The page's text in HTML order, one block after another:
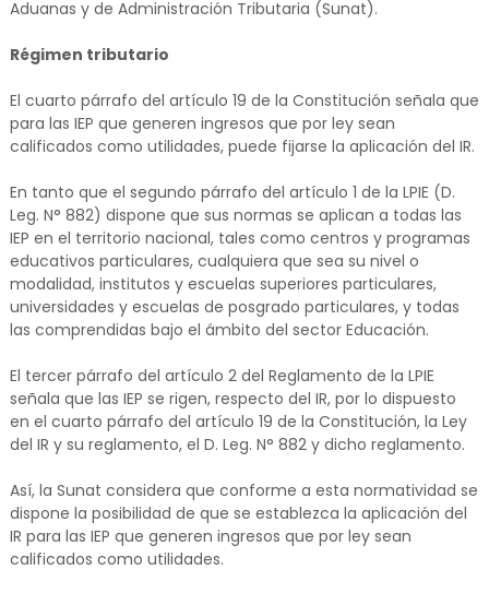
Aduanas y de Administración Tributaria (Sunat).
Régimen tributario
El cuarto párrafo del artículo 19 de la Constitución señala que
para las IEP que generen ingresos que por ley sean
calificados como utilidades, puede fijarse la aplicación del IR.
En tanto que el segundo párrafo del artículo 1 de la LPIE (D.
Leg. N° 882) dispone que sus normas se aplican a todas las
IEP en el territorio nacional, tales como centros y programas
educativos particulares, cualquiera que sea su nivel o
modalidad, institutos y escuelas superiores particulares,
universidades y escuelas de posgrado particulares, y todas
las comprendidas bajo el ámbito del sector Educación.
El tercer párrafo del artículo 2 del Reglamento de la LPIE
señala que las IEP se rigen, respecto del IR, por lo dispuesto
en el cuarto párrafo del artículo 19 de la Constitución, la Ley
del IR y su reglamento, el D. Leg. N° 882 y dicho reglamento.
Así, la Sunat considera que conforme a esta normatividad se
dispone la posibilidad de que se establezca la aplicación del
IR para las IEP que generen ingresos que por ley sean
calificados como utilidades.